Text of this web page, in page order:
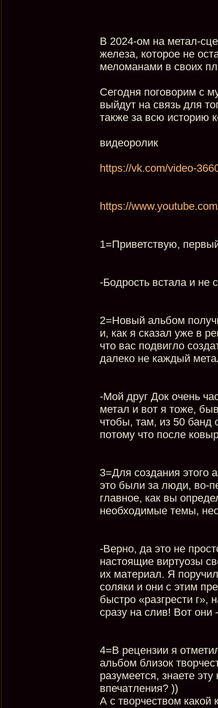
В 2024-ом на метал-
железа, которое не
меломанами в своих
Сегодня поговорим с
выйдут на связь для
также за всю историю
видеоролик
https://vk.com/video-
https://
1=Приветствую,
-Бодрость встала и не
2=Новый альбом
и, как я сказал уже в
что вас подвигло
далеко не каждый
-Мой друг Док очень
метал и вот я тоже,
чтобы, там, из 50 банд
потому что после
3=Для создания этого
это были за люди, во-
главное, как вы
необходимые темы,
-Верно, да это не
настоящие виртуозы
их материал. Я
соляки и они с этим
быстро «разгрести г»,
сразу на слив! Вот они
4=В рецензии я
альбом близок
разумеется, знаете
впечатления? ))
А с творчеством